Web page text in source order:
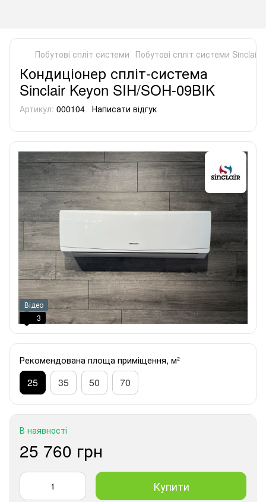
Побутові спліт системи Побутові спліт системи Sinclair
Кондиціонер спліт-система
Sinclair Keyon SIH/SOH-09BIK
Артикул: 000104 Написати відгук
Відео
3
Рекомендована площа приміщення, м²
25 35 50 70
В наявності
25 760 грн
Купити